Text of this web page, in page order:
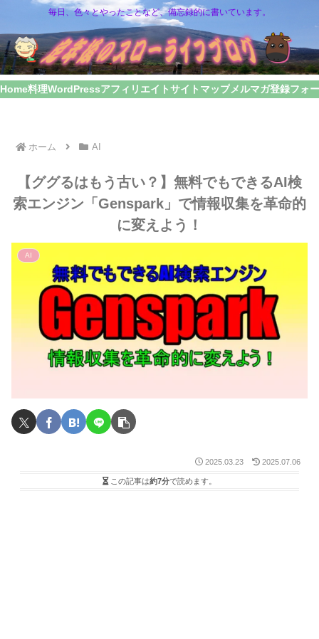
毎日、色々とやったことなど、備忘録的に書いています。
Home料理WordPressアフィリエイトサイトマップメルマガ登録フォ
ホーム AI
【ググるはもう古い？】無料でもできるAI検
索エンジン「Genspark」で情報収集を革命的
に変えよう！
AI
2025.03.23 2025.07.06
この記事は約7分で読めます。